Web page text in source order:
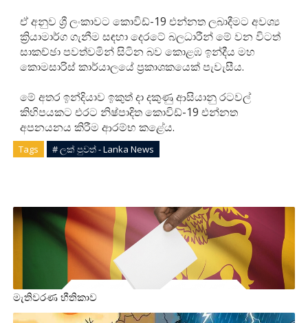
ඒ අනුව ශ්‍රී ලංකාවට කොවිඩ්-19 එන්නත ලබාදීමට අවශ්‍ය
ක්‍රියාමාර්ග ගැනීම සඳහා දෙරටේ බලධාරීන් මේ වන විටත්
සාකච්ඡා පවත්වමින් සිටින බව කොළඹ ඉන්දීය මහ
කොමසාරිස් කාර්යාලයේ ප්‍රකාශකයෙක් පැවැසීය.
මේ අතර ඉන්දියාව ඉකුත් දා දකුණු ආසියානු රටවල්
කිහිපයකට එරට නිෂ්පාදිත කොවිඩ්-19 එන්නත
අපනයනය කිරීම ආරම්භ කළේය.
Tags # ලක් පුවත් - Lanka News
මැතිවරණ භීතිකාව